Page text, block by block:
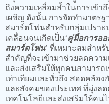
ถึงความเหลื่อมล้ำในการเข้
เผชิญ ดังนั้น การจัดทำมาตร
สมาร์ตโฟนสำหรับกลุ่มเปราะ
เคลื่อนจนเกิดเป็น‘คู่มือการอ
สมาร์ตโฟน’ ที่เหมาะสมสำห
สำคัญที่จะเข้ามาช่วยลดควา
และส่งเสริมให้ทุกคนสามารถ
เท่าเทียมและทั่วถึง สอดคล้อ
และสังคมของประเทศ ที่มุ่งล
เทคโนโลยีและส่งเสริมให้คน